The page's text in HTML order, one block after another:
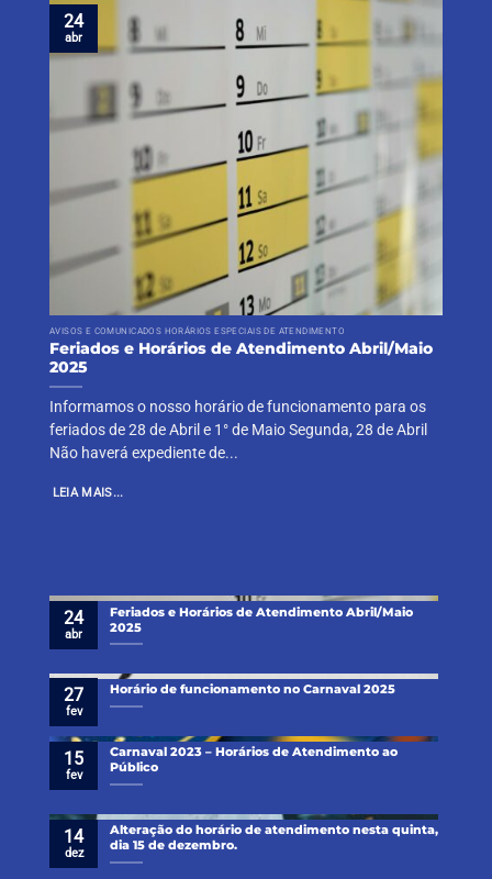
AVISOS E COMUNICADOS HORÁRIOS ESPECIAIS DE ATENDIMENTO
Feriados e Horários de Atendimento Abril/Maio
2025
Informamos o nosso horário de funcionamento para os
feriados de 28 de Abril e 1° de Maio Segunda, 28 de Abril
Não haverá expediente de...
LEIA MAIS...
24
abr
Feriados e Horários de Atendimento Abril/Maio
2025
24
abr
Horário de funcionamento no Carnaval 2025
27
fev
Carnaval 2023 – Horários de Atendimento ao
Público
15
fev
Alteração do horário de atendimento nesta quinta,
dia 15 de dezembro.
14
dez